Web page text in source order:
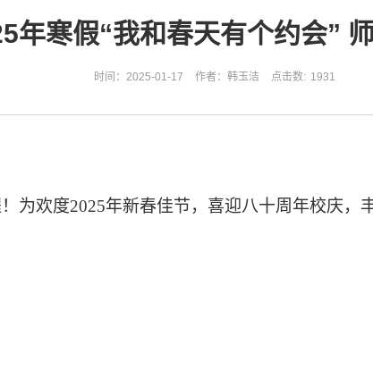
年寒假“我和春天有个约会”
时间：2025-01-17 作者：韩玉洁 点击数: 1931
为欢度2025年新春佳节，喜迎八十周年校庆，